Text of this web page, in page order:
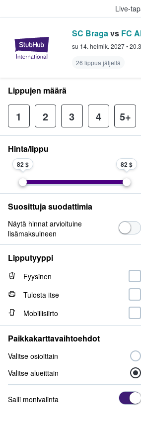
Live-
StubHub -
SC Bragavs FC
su 14. helmik. 2027•
26 lippua jäljellä
Lippujen määrä
1 2 3 4 5+
Hinta/lippu
82 $ 82 $
Suosittuja suodattimia
Näytä hinnat arvioituine
lisämaksuineen
Lipputyyppi
Fyysinen
Tulosta itse
Mobiilisiirto
Paikkakarttavaihtoehdot
Valitse osioittain
Valitse alueittain
Salli monivalinta